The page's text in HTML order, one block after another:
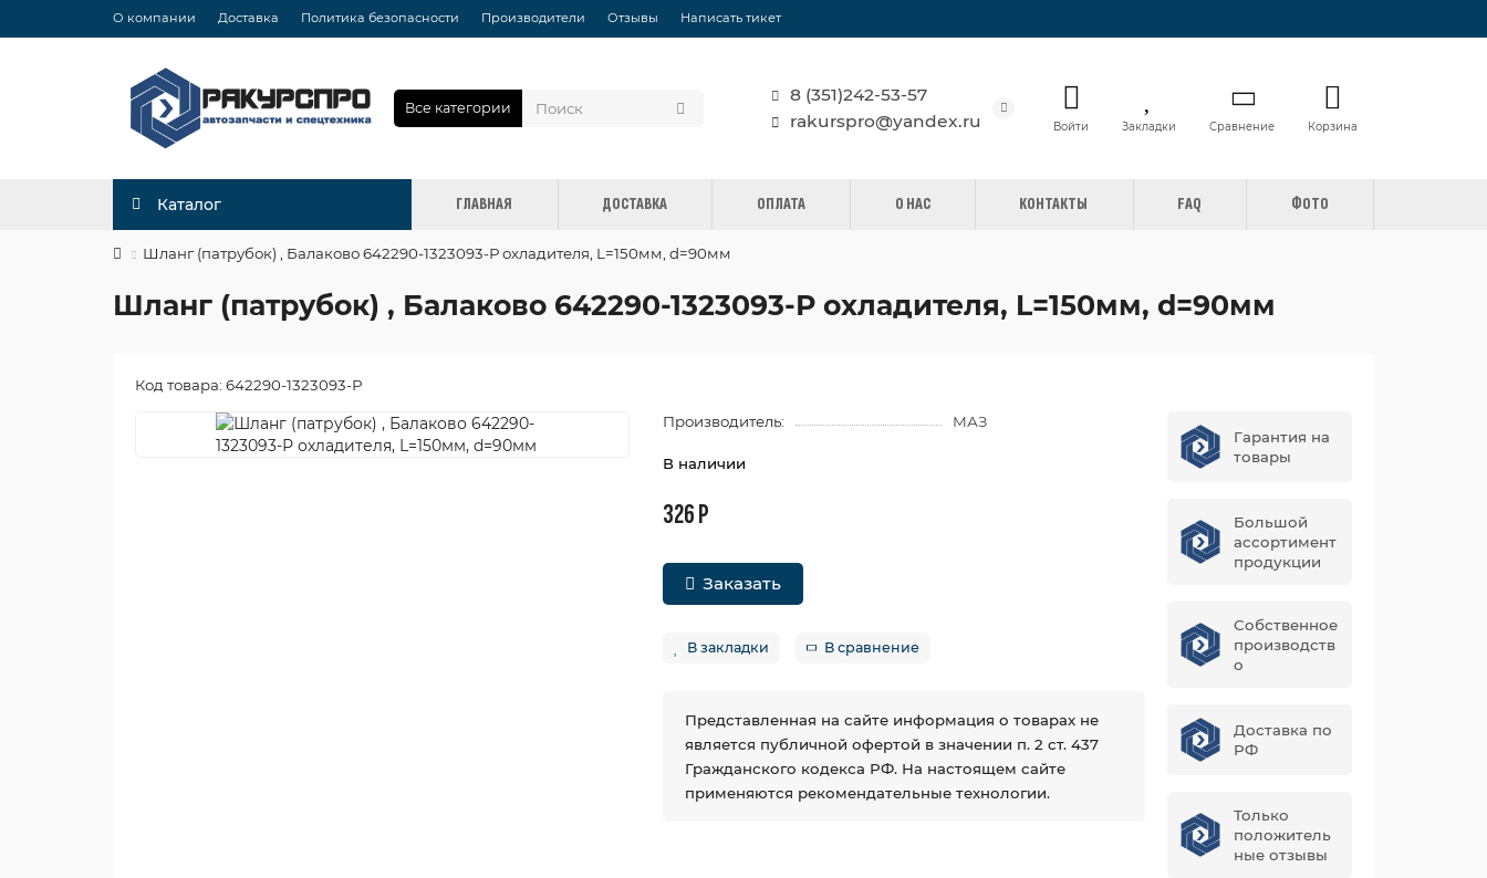
О компании Доставка Политика безопасности Производители Отзывы Написать тикет
Все категории
8 (351)242-53-57
rakurspro@yandex.ru
Войти Закладки Сравнение Корзина
Каталог ГЛАВНАЯ ДОСТАВКА ОПЛАТА О НАС КОНТАКТЫ FAQ ФОТО
Шланг (патрубок) , Балаково 642290-1323093-Р охладителя, L=150мм, d=90мм
Шланг (патрубок) , Балаково 642290-1323093-Р охладителя, L=150мм, d=90мм
Код товара: 642290-1323093-Р
Производитель: МАЗ
В наличии
326 Р
Заказать
В закладки В сравнение
Представленная на сайте информация о товарах не
является публичной офертой в значении п. 2 ст. 437
Гражданского кодекса РФ. На настоящем сайте
применяются рекомендательные технологии.
Гарантия на
товары
Большой
ассортимент
продукции
Собственное
производств
о
Доставка по
РФ
Только
положитель
ные отзывы